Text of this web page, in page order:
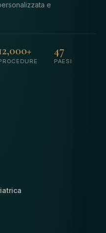
e
47
PAESI